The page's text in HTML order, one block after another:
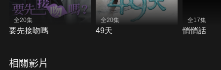
全20集
要先接吻嗎
全20集
49天
全17集
悄悄話
相關影片